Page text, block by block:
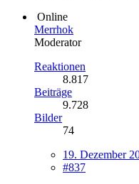
Online
Merrhok
Moderator
Reaktionen
8.817
Beiträge
9.728
Bilder
74
19. Dezember
#837